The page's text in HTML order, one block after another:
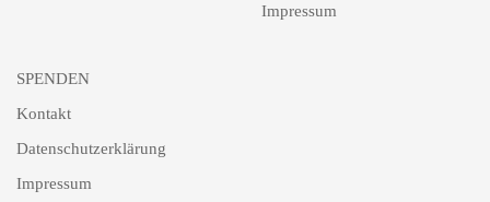
Impressum
SPENDEN
Kontakt
Datenschutzerklärung
Impressum